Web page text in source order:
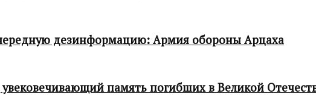
дезинформацию: Армия обороны Арцаха
память погибших в Великой